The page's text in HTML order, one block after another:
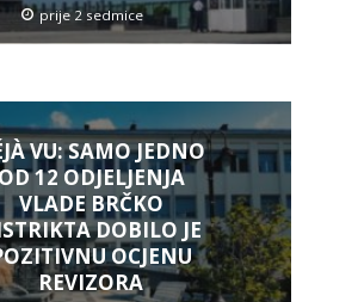
prije 2 sedmice
VU: SAMO JEDNO
12 ODJELJENJA
VLADE BRČKO
DOBILO JE
OCJENU
REVIZORA